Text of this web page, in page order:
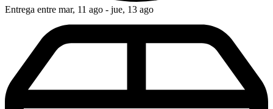
Entrega entre mar, 11 ago - jue, 13 ago